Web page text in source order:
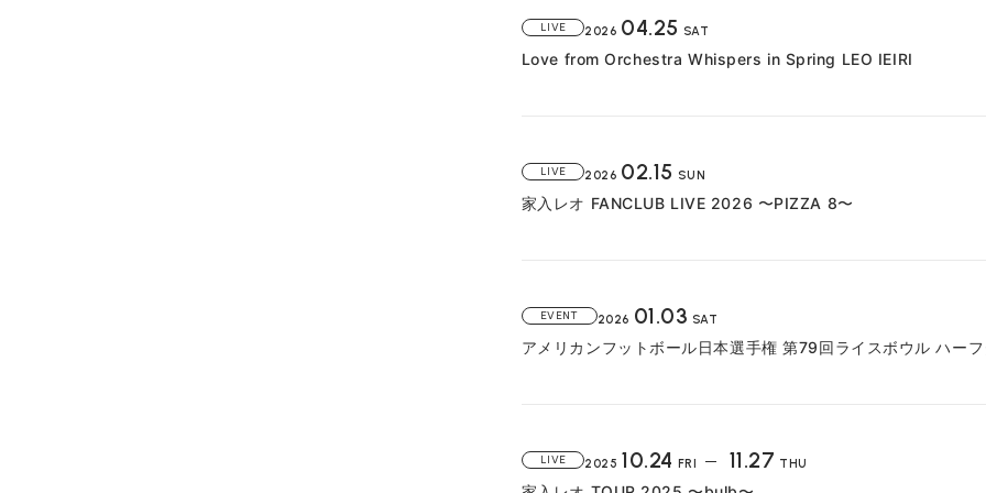
LIVE 2026 04.25 SAT
Love from Orchestra Whispers in Spring LEO IEIRI
LIVE 2026 02.15 SUN
家入レオ FANCLUB LIVE 2026 〜PIZZA 8〜
EVENT 2026 01.03 SAT
アメリカンフットボール日本選手権 第79回ライスボウル ハー
LIVE 2025 10.24 FRI 11.27 THU